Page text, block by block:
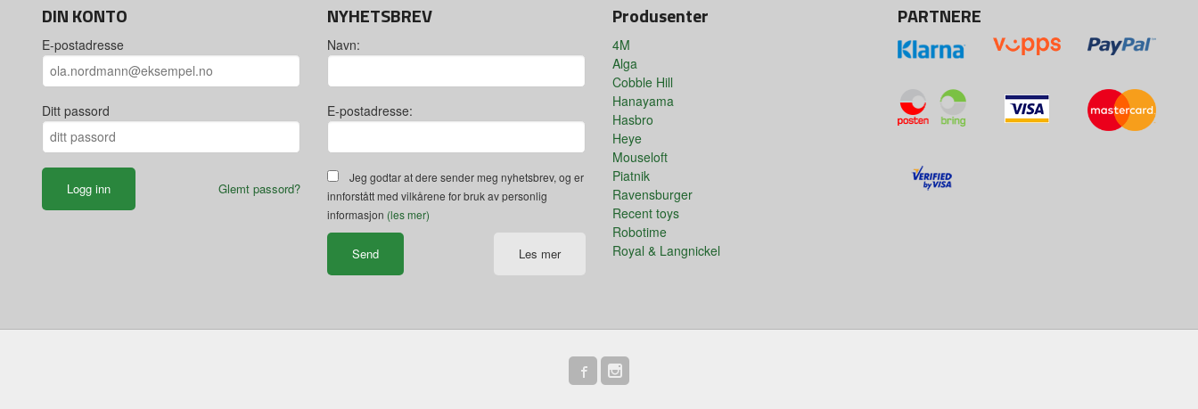
DIN KONTO
E-postadresse
Ditt passord
Glemt passord?
NYHETSBREV
Navn:
E-postadresse:
Jeg godtar at dere sender meg nyhetsbrev, og er
innforstått med vilkårene for bruk av personlig
informasjon (les mer)
Les mer
Produsenter
4M
Alga
Cobble Hill
Hanayama
Hasbro
Heye
Mouseloft
Piatnik
Ravensburger
Recent toys
Robotime
Royal & Langnickel
PARTNERE